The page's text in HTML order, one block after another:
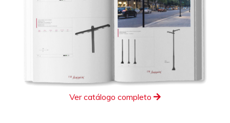
Ver catálogo completo